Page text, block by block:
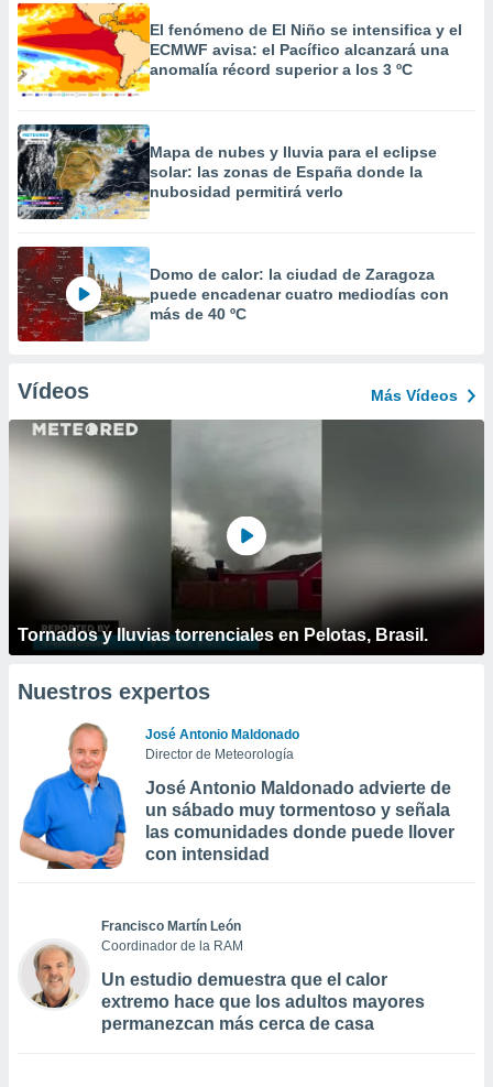
El fenómeno de El Niño se intensifica y el
ECMWF avisa: el Pacífico alcanzará una
anomalía récord superior a los 3 ºC
Mapa de nubes y lluvia para el eclipse
solar: las zonas de España donde la
nubosidad permitirá verlo
Domo de calor: la ciudad de Zaragoza
puede encadenar cuatro mediodías con
más de 40 ºC
Vídeos Más Vídeos
Tornados y lluvias torrenciales en Pelotas, Brasil.
Nuestros expertos
José Antonio Maldonado
Director de Meteorología
José Antonio Maldonado advierte de
un sábado muy tormentoso y señala
las comunidades donde puede llover
con intensidad
Francisco Martín León
Coordinador de la RAM
Un estudio demuestra que el calor
extremo hace que los adultos mayores
permanezcan más cerca de casa